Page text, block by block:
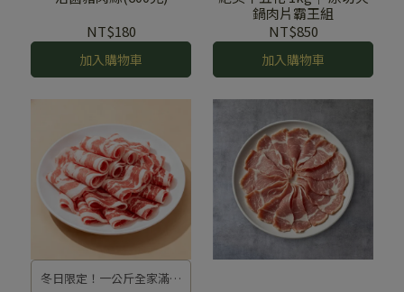
NT$180
加入購物車
鍋肉片霸王組
NT$850
加入購物車
冬日限定！一公斤全家滿足